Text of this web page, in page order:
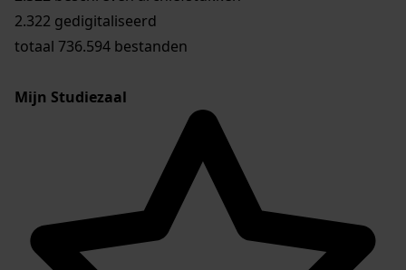
2.322 gedigitaliseerd
totaal 736.594 bestanden
Mijn Studiezaal